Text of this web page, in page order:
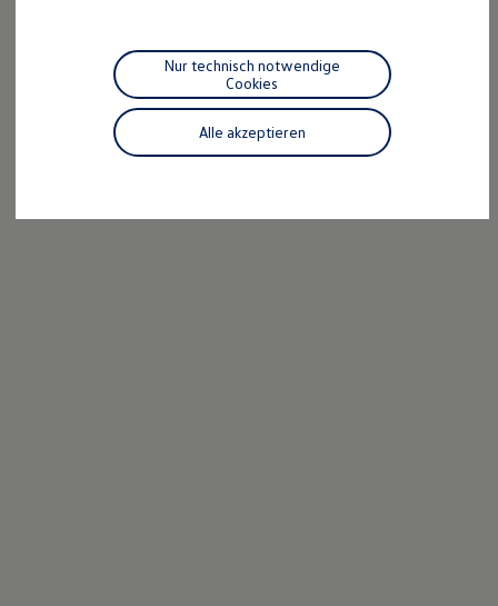
Individualisieren
Wallbox und Ladekabel
Digitale Extras
Dienste für Ihr Modell finden
Volkswagen Apps, Login und Shop
Handy und Fahrzeug verbinden
Vorgängermodelle
Alle akzeptieren
Nur technisch notwendige
Cookies